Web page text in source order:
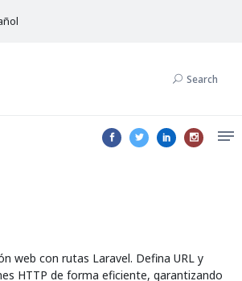
Search
web con rutas Laravel. Defina URL y
HTTP de forma eficiente, garantizando